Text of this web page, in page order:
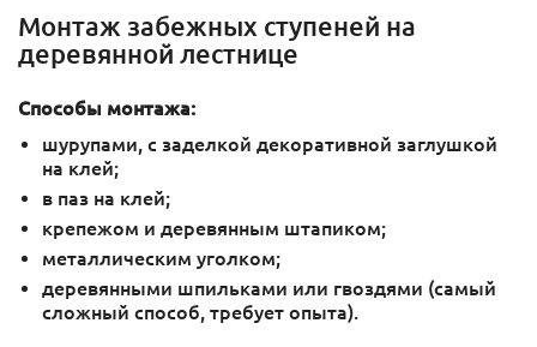
Монтаж забежных ступеней на
деревянной лестнице
Способы монтажа:
шурупами, с заделкой декоративной заглушкой
на клей;
в паз на клей;
крепежом и деревянным штапиком;
металлическим уголком;
деревянными шпильками или гвоздями (самый
сложный способ, требует опыта).